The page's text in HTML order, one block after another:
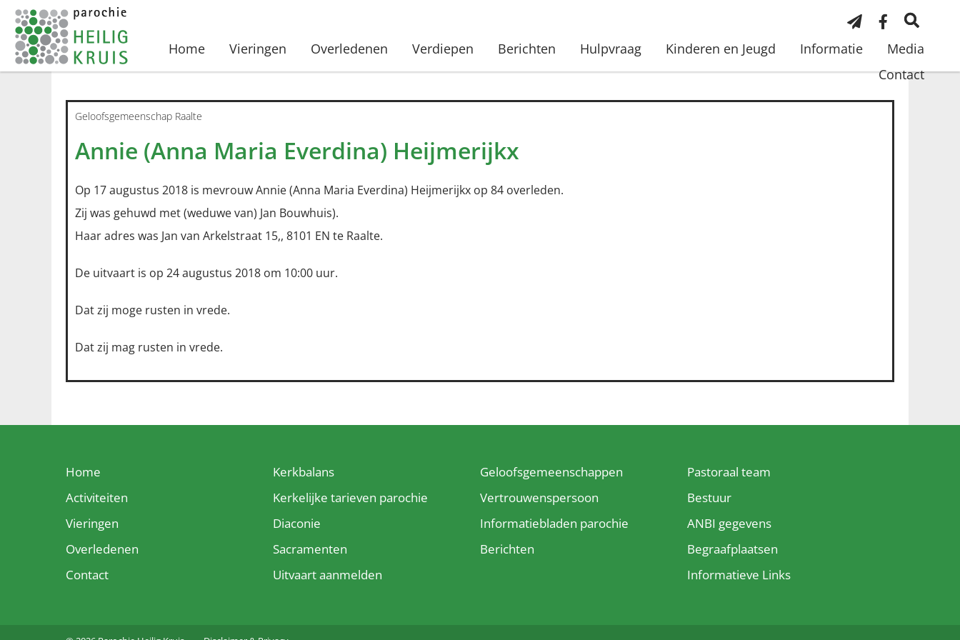
Home Vieringen Overledenen Verdiepen Berichten Hulpvraag Kinderen en Jeugd Informatie
Media
Contact
Geloofsgemeenschap Raalte
Annie (Anna Maria Everdina) Heijmerijkx
Op 17 augustus 2018 is mevrouw Annie (Anna Maria Everdina) Heijmerijkx op 84 overleden.
Zij was gehuwd met (weduwe van) Jan Bouwhuis).
Haar adres was Jan van Arkelstraat 15,, 8101 EN te Raalte.
De uitvaart is op 24 augustus 2018 om 10:00 uur.
Dat zij moge rusten in vrede.
Dat zij mag rusten in vrede.
Home
Activiteiten
Vieringen
Overledenen
Contact
Kerkbalans
Kerkelijke tarieven parochie
Diaconie
Sacramenten
Uitvaart aanmelden
Geloofsgemeenschappen
Vertrouwenspersoon
Informatiebladen parochie
Berichten
Pastoraal team
Bestuur
ANBI gegevens
Begraafplaatsen
Informatieve Links